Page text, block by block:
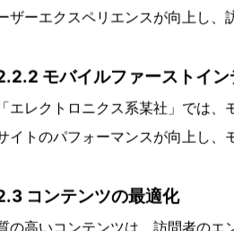
2.1.2 効果的なキーワード配置
「デバイス系某社」では、ウェブ
2.2 サイト構造の最適化
ウェブサイトの構造がユーザビリ